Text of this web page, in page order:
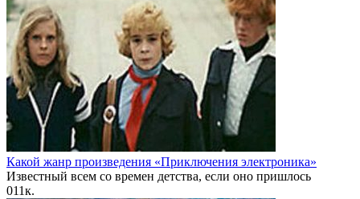
Какой жанр произведения «Приключения электроника»
Известный всем со времен детства, если оно пришлось
011к.